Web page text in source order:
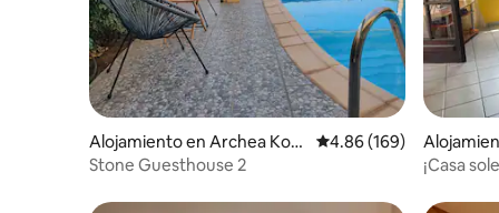
Alojamiento en Archea Kori
nthos
Calificación promedio:
4.86 (169)
Stone Guesthouse 2
¡Casa